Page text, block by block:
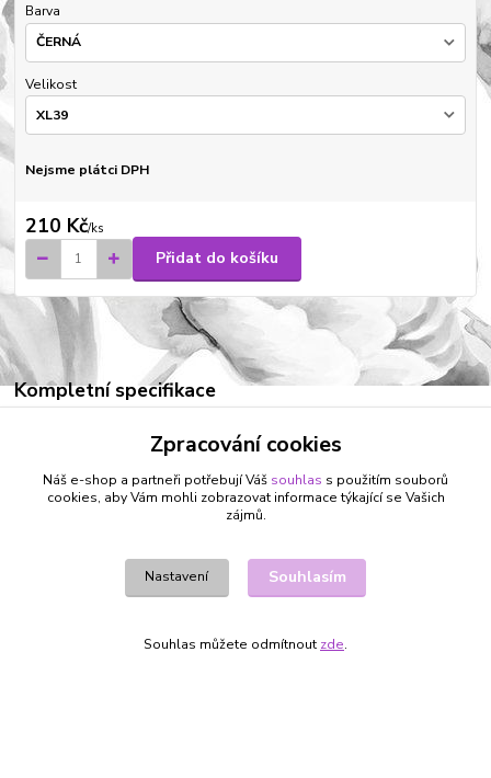
Barva
Velikost
Nejsme plátci DPH
210 Kč/ks
Přidat do košíku
Kompletní specifikace
zip. Na zádech je reflexní páska a reflexní pašpulky pro větší
bezpečnost pejska.
Zboží zařazeno v kategoriích
PSÍ OBLEČKY
Zpracování cookies
Náš e-shop a partneři potřebují Váš souhlas s použitím souborů
cookies, aby Vám mohli zobrazovat informace týkající se Vašich
zájmů.
Nastavení Souhlasím
Souhlas můžete odmítnout zde.